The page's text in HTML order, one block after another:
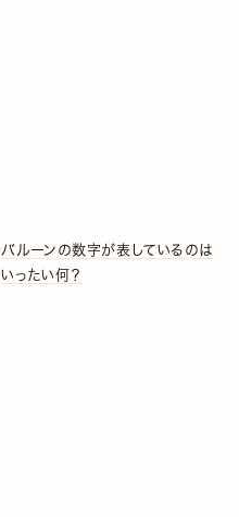
バルーンの数字が表しているのは
いったい何？